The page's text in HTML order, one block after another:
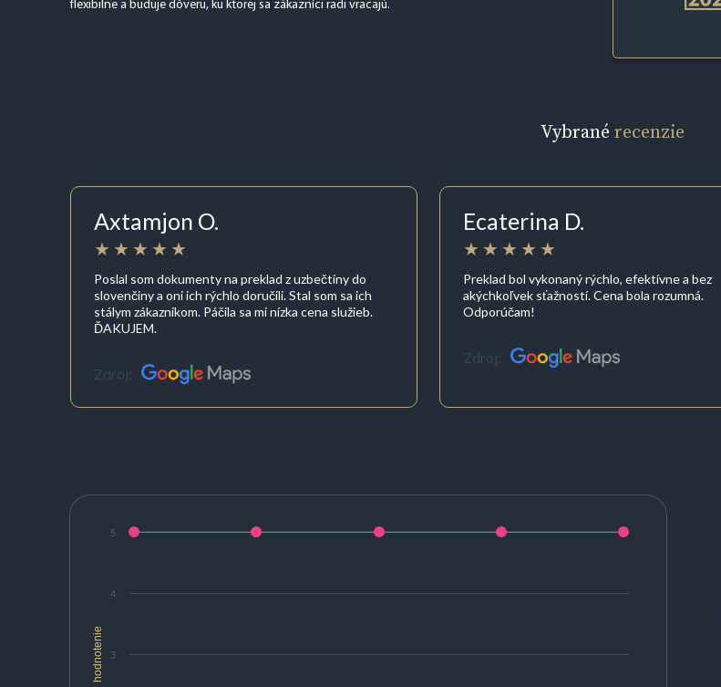
flexibilne a buduje dôveru, ku ktorej sa zákazníci radi vracajú.
Vybrané recenzie
Axtamjon O.
Poslal som dokumenty na preklad z uzbečtiny do
slovenčiny a oni ich rýchlo doručili. Stal som sa ich
stálym zákazníkom. Páčila sa mi nízka cena služieb.
ĎAKUJEM.
Zdroj:
Ecaterina D.
Preklad bol vykonaný rýchlo, efektívne a bez
akýchkoľvek sťažností. Cena bola rozumná.
Odporúčam!
Zdroj:
hodnotenie 3
4
5